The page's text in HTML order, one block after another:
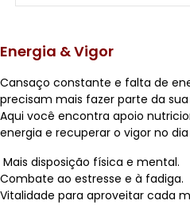
ROSTO
PAZ EMOCIONAL
SONO TRANQUILO
CORAÇÃO SADIO
METABOLISMO
GLICOSE ESTÁVEL
CONTROLE DE PESO
FORÇA CORPORAL
FORÇA CAPILAR
FOCO MENTAL
CORPO SAUDÁVEL
MAIOR PREÇO
Energia & Vigor
Cansaço constante e falta de
precisam mais fazer parte da
Aqui você encontra apoio
energia e recuperar o vigor no dia
Mais disposição física e mental.
Combate ao estresse e à fadiga.
Vitalidade para aproveitar cada